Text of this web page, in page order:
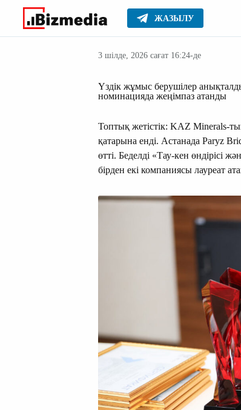
ЖАЗЫЛУ
Басты Жаңалықтар
3 шілде, 2026 сағат 16:24-де
Үздік жұмыс берушілер
номинацияда жеңімпаз атанды
Топтық жетістік: KAZ Minerals-
қатарына енді. Астанада Paryz
өтті. Беделді «Тау-кен өндірісі
бірден екі компаниясы лауреат